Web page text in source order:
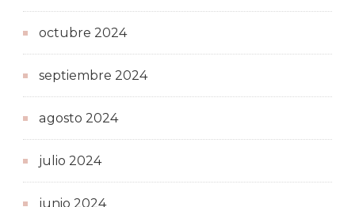
octubre 2024
septiembre 2024
agosto 2024
julio 2024
junio 2024